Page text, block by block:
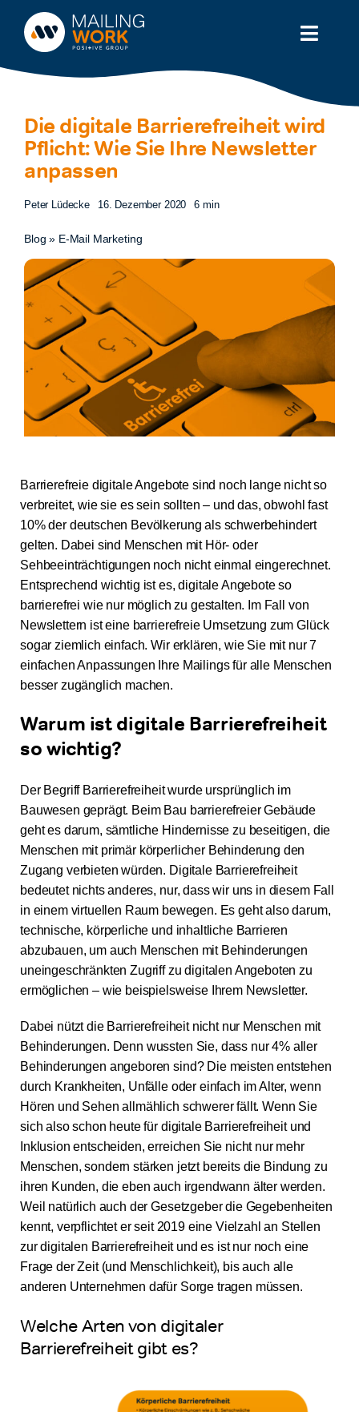
Inhalt
springen
Branchen
Partner
Wissen
Preise
Kostenfreie Demo
Kundenlogin
Blog » E-Mail Marketing
Die digitale Barrierefreiheit wird
Pflicht: Wie Sie Ihre Newsletter
anpassen
Peter Lüdecke 16. Dezember 2020 6 min
Barrierefreie digitale Angebote sind noch lange nicht so
verbreitet, wie sie es sein sollten – und das, obwohl fast
10% der deutschen Bevölkerung als schwerbehindert
gelten. Dabei sind Menschen mit Hör- oder
Sehbeeinträchtigungen noch nicht einmal eingerechnet.
Entsprechend wichtig ist es, digitale Angebote so
barrierefrei wie nur möglich zu gestalten. Im Fall von
Newslettern ist eine barrierefreie Umsetzung zum Glück
sogar ziemlich einfach. Wir erklären, wie Sie mit nur 7
einfachen Anpassungen Ihre Mailings für alle Menschen
besser zugänglich machen.
Warum ist digitale Barrierefreiheit
so wichtig?
Der Begriff Barrierefreiheit wurde ursprünglich im
Bauwesen geprägt. Beim Bau barrierefreier Gebäude
geht es darum, sämtliche Hindernisse zu beseitigen, die
Menschen mit primär körperlicher Behinderung den
Zugang verbieten würden. Digitale Barrierefreiheit
bedeutet nichts anderes, nur, dass wir uns in diesem Fall
in einem virtuellen Raum bewegen. Es geht also darum,
technische, körperliche und inhaltliche Barrieren
abzubauen, um auch Menschen mit Behinderungen
uneingeschränkten Zugriff zu digitalen Angeboten zu
ermöglichen – wie beispielsweise Ihrem Newsletter.
Dabei nützt die Barrierefreiheit nicht nur Menschen mit
Behinderungen. Denn wussten Sie, dass nur 4% aller
Behinderungen angeboren sind? Die meisten entstehen
durch Krankheiten, Unfälle oder einfach im Alter, wenn
Hören und Sehen allmählich schwerer fällt. Wenn Sie
sich also schon heute für digitale Barrierefreiheit und
Inklusion entscheiden, erreichen Sie nicht nur mehr
Menschen, sondern stärken jetzt bereits die Bindung zu
ihren Kunden, die eben auch irgendwann älter werden.
Weil natürlich auch der Gesetzgeber die Gegebenheiten
kennt, verpflichtet er seit 2019 eine Vielzahl an Stellen
zur digitalen Barrierefreiheit und es ist nur noch eine
Frage der Zeit (und Menschlichkeit), bis auch alle
anderen Unternehmen dafür Sorge tragen müssen.
Welche Arten von digitaler
Barrierefreiheit gibt es?